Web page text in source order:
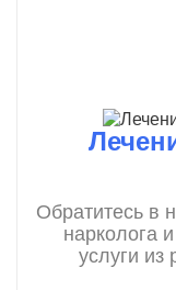
Обратитесь в
нарколога
услуги из